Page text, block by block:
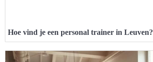
Hoe vind je een personal trainer in Leuven?